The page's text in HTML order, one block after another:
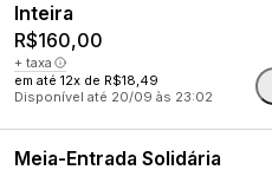
Inteira
R$160,00
+ taxa
em até 12x de R$18,49
Disponível até 20/09 às 23:02
Meia-Entrada Solidária